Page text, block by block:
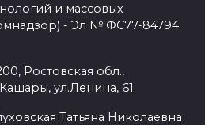
и массовых
- Эл № ФС77-84794
Ростовская обл.,
ул.Ленина, 61
Татьяна Николаевна